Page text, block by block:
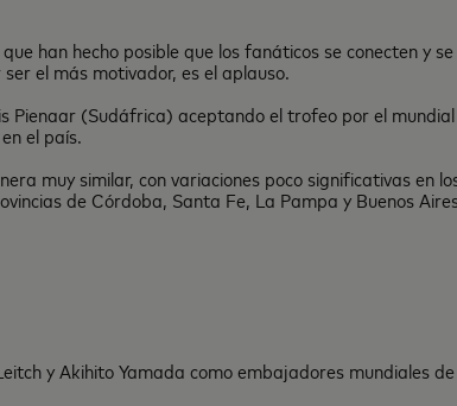
han hecho posible que los fanáticos se conecten y
el más motivador, es el aplauso.
Pienaar (Sudáfrica) aceptando el trofeo por el
el país.
muy similar, con variaciones poco significativas en
de Córdoba, Santa Fe, La Pampa y Buenos
y Akihito Yamada como embajadores mundiales